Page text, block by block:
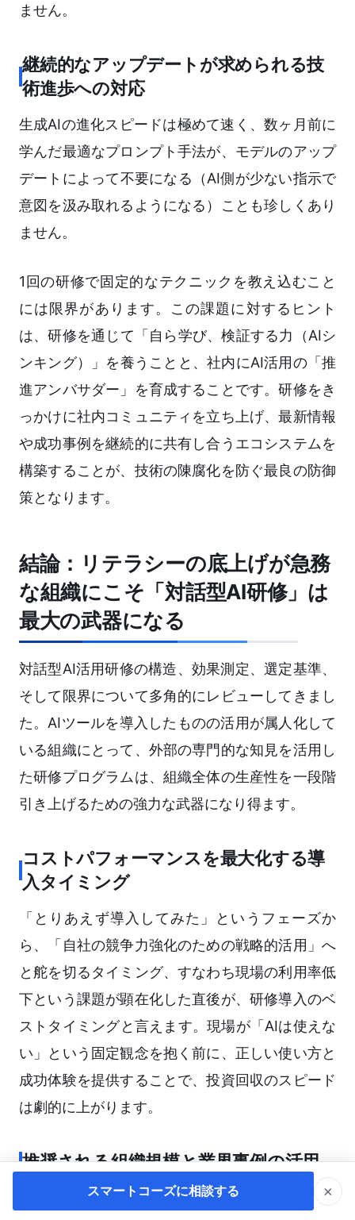
ません。
継続的なアップデートが求められる技
術進歩への対応
生成AIの進化スピードは極めて速く、数ヶ月前に
学んだ最適なプロンプト手法が、モデルのアップ
デートによって不要になる（AI側が少ない指示で
意図を汲み取れるようになる）ことも珍しくあり
ません。
1回の研修で固定的なテクニックを教え込むこと
には限界があります。この課題に対するヒント
は、研修を通じて「自ら学び、検証する力（AIシ
ンキング）」を養うことと、社内にAI活用の「推
進アンバサダー」を育成することです。研修をき
っかけに社内コミュニティを立ち上げ、最新情報
や成功事例を継続的に共有し合うエコシステムを
構築することが、技術の陳腐化を防ぐ最良の防御
策となります。
結論：リテラシーの底上げが急務
な組織にこそ「対話型AI研修」は
最大の武器になる
対話型AI活用研修の構造、効果測定、選定基準、
そして限界について多角的にレビューしてきまし
た。AIツールを導入したものの活用が属人化して
いる組織にとって、外部の専門的な知見を活用し
た研修プログラムは、組織全体の生産性を一段階
引き上げるための強力な武器になり得ます。
コストパフォーマンスを最大化する導
入タイミング
「とりあえず導入してみた」というフェーズか
ら、「自社の競争力強化のための戦略的活用」へ
と舵を切るタイミング、すなわち現場の利用率低
下という課題が顕在化した直後が、研修導入のベ
ストタイミングと言えます。現場が「AIは使えな
い」という固定観念を抱く前に、正しい使い方と
成功体験を提供することで、投資回収のスピード
は劇的に上がります。
推奨される組織規模と業界事例の活用
いきなり全社員向けに大規模な研修を展開するの
スマートコーズに相談する ×